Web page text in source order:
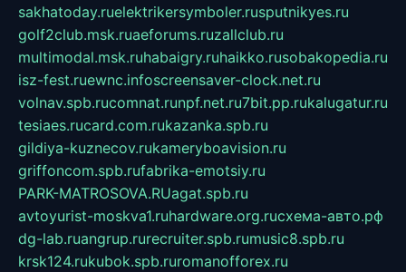
sakhatoday.ruelektrikersymboler.rusputnikyes.ru
golf2club.msk.ruaeforums.ruzallclub.ru
multimodal.msk.ruhabaigry.ruhaikko.rusobakopedia.ru
isz-fest.ruewnc.infoscreensaver-clock.net.ru
volnav.spb.rucomnat.runpf.net.ru7bit.pp.rukalugatur.ru
tesiaes.rucard.com.rukazanka.spb.ru
gildiya-kuznecov.rukameryboavision.ru
griffoncom.spb.rufabrika-emotsiy.ru
PARK-MATROSOVA.RUagat.spb.ru
avtoyurist-moskva1.ruhardware.org.ruсхема-авто.рф
dg-lab.ruangrup.rurecruiter.spb.rumusic8.spb.ru
krsk124.rukubok.spb.ruromanofforex.ru